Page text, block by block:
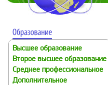
Высшее образование
Второе высшее образование
Среднее профессиональное
Дополнительное